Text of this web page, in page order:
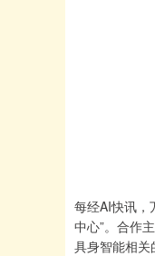
每经AI快讯，
中心”。合作
具身智能相